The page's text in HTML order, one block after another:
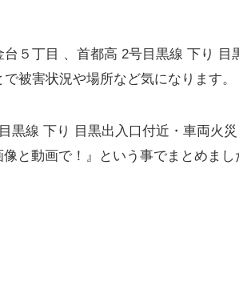
５丁目 、首都高 2号目黒線 下り 目
被害状況や場所など気になります。
黒線 下り 目黒出入口付近・車両火
と動画で！』という事でまとめまし